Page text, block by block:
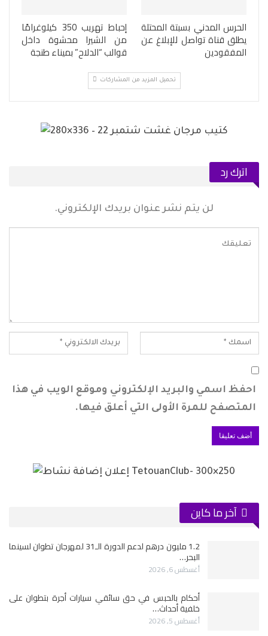
الحرس المدني بسبتة المحتلة
يطلق قناة تواصل للإبلاغ عن
المفقودين
إحباط تهريب 350 كيلوغرامًا
من الشيرا محشوة داخل
قوالب “الدلاح” بميناء طنجة
تحميل المزيد من المشاركات
اترك رد
لن يتم نشر عنوان بريدك الإلكتروني.
احفظ اسمي والبريد الإلكتروني وموقع الويب في هذا
المتصفح للمرة الأولى التي أعلق فيها.
آخر ما كاين
1.2 مليون درهم لدعم الدورة الـ31 لمهرجان تطوان لسينما
البحر…
أغسطس 6, 2026
أحكام بالحبس في حق سائقي سيارات أجرة بتطوان على
خلفية أحداث…
أغسطس 5, 2026